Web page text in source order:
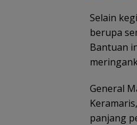
Selain
berupa
Bantuan
General
panjang